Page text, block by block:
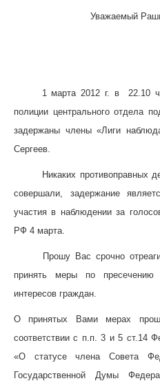
Уважаемый
1 марта 2012 г. в 22.10
полиции центрального отдела
задержаны члены «Лиги
Сергеев.
Никаких противоправных
совершали, задержание
участия в наблюдении за
РФ 4 марта.
Прошу Вас срочно
принять меры по
интересов граждан.
О принятых Вами мерах
соответствии с п.п. 3 и 5 ст.14
«О статусе члена Совета
Государственной Думы